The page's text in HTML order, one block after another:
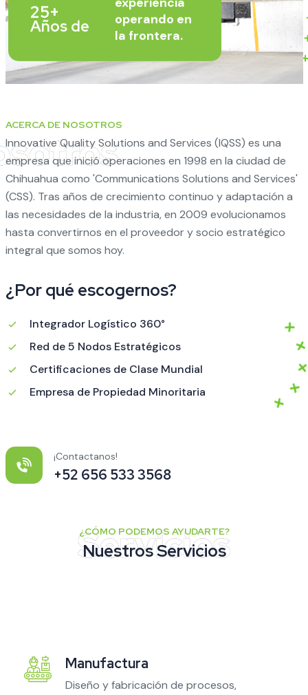
ACERCA DE NOSOTROS
Innovative Quality Solutions and Services (IQSS) es una
empresa que inició operaciones en 1998 en la ciudad de
Chihuahua como 'Communications Solutions and Services'
(CSS). Tras años de crecimiento continuo y adaptación a
las necesidades de la industria, en 2009 evolucionamos
hasta convertirnos en el proveedor y socio estratégico
integral que somos hoy.
¿Por qué escogernos?
Integrador Logístico 360°
Red de 5 Nodos Estratégicos
Certificaciones de Clase Mundial
Empresa de Propiedad Minoritaria
¡Contactanos!
+52 656 533 3568
25+
Años de
experiencia
operando en
la frontera.
¿CÓMO PODEMOS AYUDARTE?
Nuestros Servicios
Manufactura
Diseño y fabricación de procesos,